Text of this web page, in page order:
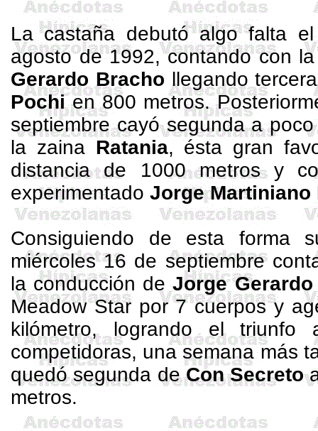
La castaña debutó algo falta
agosto de 1992, contando con
Gerardo Bracho llegando
Pochien800 metros.
septiembre cayósegundaa poco
la zaina Ratania, ésta gran
distancia de 1000 metrosy
experimentadoJorge Martiniano
Consiguiendo de esta forma
miércoles 16 de septiembre
la conducción deJorge
Meadow Star por 7 cuerpos y
kilómetro, logrando el
competidoras, una semana más
quedó segunda deCon Secreto
metros.